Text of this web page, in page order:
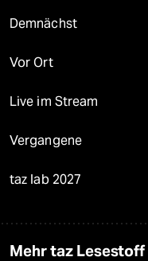
Demnächst
Vor Ort
Live im Stream
Vergangene
taz lab 2027
Mehr taz Lesestoff